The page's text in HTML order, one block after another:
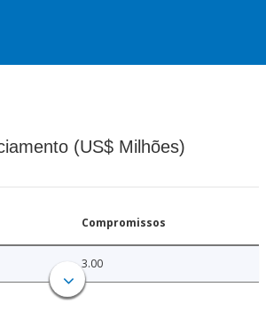
(US$ Milhões)
Compromissos
3.00